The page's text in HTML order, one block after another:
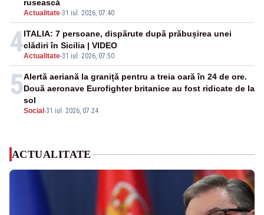
Actualitate-31 iul. 2026, 07:40
rusească
4Actualitate-31 iul. 2026, 07:50
ITALIA: 7 persoane, dispărute după prăbușirea unei
clădiri în Sicilia | VIDEO
5
Social -31 iul. 2026, 07:24
Alertă aeriană la graniță pentru a treia oară în 24 de ore.
Două aeronave Eurofighter britanice au fost ridicate de la
sol
ACTUALITATE